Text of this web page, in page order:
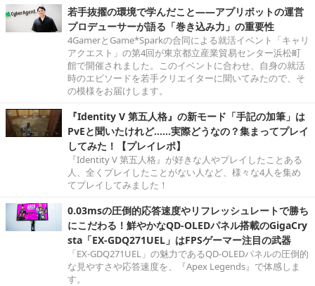
若手抜擢の環境で学んだこと――アプリボットの運営
プロデューサーが語る「巻き込み力」の重要性
4GamerとGame*Sparkの合同による就活イベント「キャリ
アクエスト」の第4回が東京都立産業貿易センター浜松町
館で開催されました。このイベントに合わせ、自身の就活
時のエピソードを若手クリエイターに聞いてみたので、そ
の模様をお届けします。
『Identity V 第五人格』の新モード「手記の加筆」は
PvEと聞いたけれど……実際どうなの？集まってプレイ
してみた！【プレイレポ】
『Identity V 第五人格』が好きな人やプレイしたことある
人、全くプレイしたことがない人など、様々な4人を集め
てプレイしてみました！
0.03msの圧倒的応答速度やリフレッシュレートで勝ち
にこだわる！鮮やかなQD-OLEDパネル搭載のGigaCry
sta「EX-GDQ271UEL」はFPSゲーマー注目の武器
「EX-GDQ271UEL」の魅力であるQD-OLEDパネルの圧倒的
な見やすさや応答速度を、『Apex Legends』で体感しま
す。